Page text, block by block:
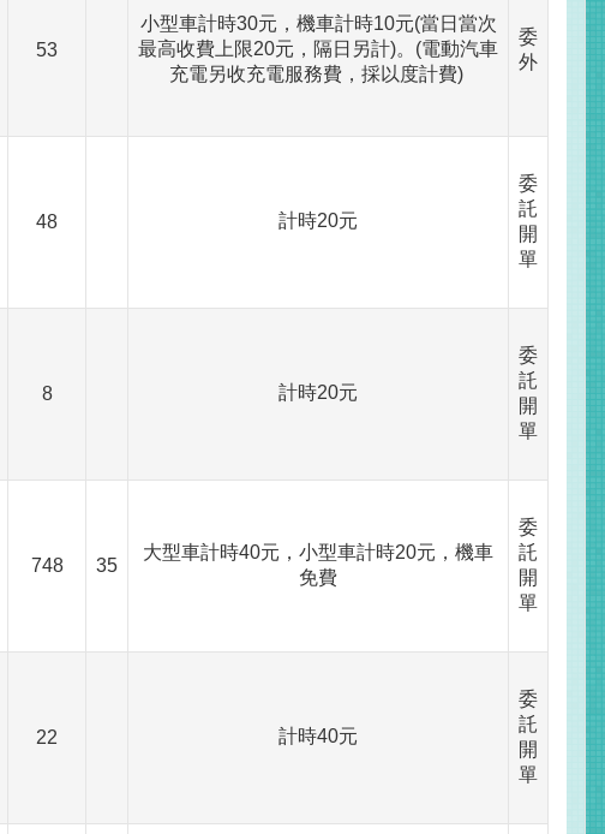
53
小型車計時30元，機車計時10元(當日當次
最高收費上限20元，隔日另計)。(電動汽車
充電另收充電服務費，採以度計費)
委
外
48 計時20元
委
託
開
單
8 計時20元
委
託
開
單
748 35
大型車計時40元，小型車計時20元，機車
免費
委
託
開
單
22 計時40元
委
託
開
單